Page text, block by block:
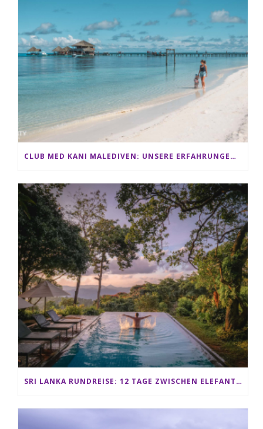
CLUB MED KANI MALEDIVEN: UNSERE ERFAHRUNGEN IM ALL-INCLUSIVE PARADIES
SRI LANKA RUNDREISE: 12 TAGE ZWISCHEN ELEFANTEN, TEEPLANTAGEN & STRAND ALS FAMILIE